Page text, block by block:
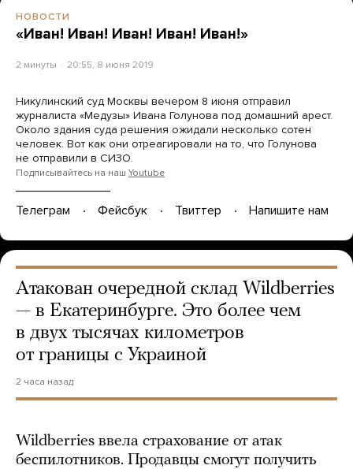
НОВОСТИ
«Иван! Иван! Иван! Иван! Иван!»
2 минуты 20:55, 8 июня 2019
Никулинский суд Москвы вечером 8 июня отправил
журналиста «Медузы» Ивана Голунова под домашний арест.
Около здания суда решения ожидали несколько сотен
человек. Вот как они отреагировали на то, что Голунова
не отправили в СИЗО.
Подписывайтесь на наш Youtube
Телеграм Фейсбук Твиттер Напишите нам
Атакован очередной склад Wildberries
— в Екатеринбурге. Это более чем
в двух тысячах километров
от границы с Украиной
2 часа назад
Wildberries ввела страхование от атак
беспилотников. Продавцы смогут получить